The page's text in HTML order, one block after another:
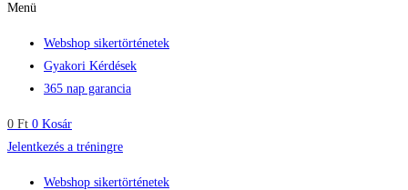
Menü
Webshop sikertörténetek
Gyakori Kérdések
365 nap garancia
0 Ft 0 Kosár
Jelentkezés a tréningre
Webshop sikertörténetek